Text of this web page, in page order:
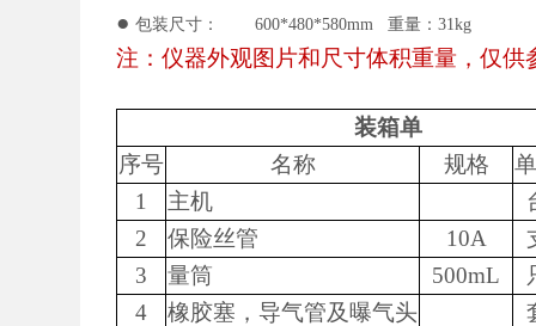
● 包装尺寸： 600*480*580mm 重量：31kg
注：仪器外观图片和尺寸体积重量，仅
装箱单
序号
名称 规格
1
主机
2
保险丝管 10A
3
量筒 500mL
4
橡胶塞，导气管及曝气头